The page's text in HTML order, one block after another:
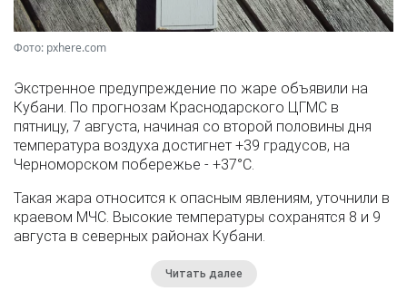
Фото: pxhere.com
Экстренное предупреждение по жаре объявили на
Кубани. По прогнозам Краснодарского ЦГМС в
пятницу, 7 августа, начиная со второй половины дня
температура воздуха достигнет +39 градусов, на
Черноморском побережье - +37°­С.
Такая жара относится к опасным явлениям, уточнили в
краевом МЧС. Высокие температуры сохранятся 8 и 9
августа в северных районах Кубани.
Читать далее